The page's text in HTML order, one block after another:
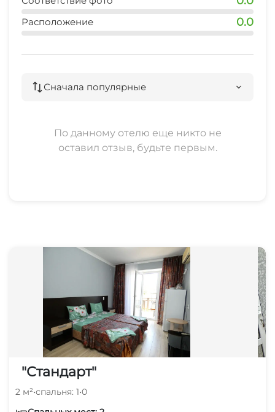
Расположение 0.0
Сначала популярные
По данному отелю еще никто не
оставил отзыв, будьте первым.
"Стандарт"
2 м²•спальня: 1•0